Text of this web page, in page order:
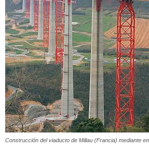
Construcción del viaducto de Millau (Francia) mediante